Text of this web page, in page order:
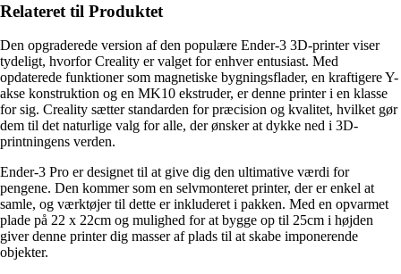
Relateret til Produktet
Den opgraderede version af den populære Ender-3 3D-printer viser
tydeligt, hvorfor Creality er valget for enhver entusiast. Med
opdaterede funktioner som magnetiske bygningsflader, en kraftigere Y-
akse konstruktion og en MK10 ekstruder, er denne printer i en klasse
for sig. Creality sætter standarden for præcision og kvalitet, hvilket gør
dem til det naturlige valg for alle, der ønsker at dykke ned i 3D-
printningens verden.
Ender-3 Pro er designet til at give dig den ultimative værdi for
pengene. Den kommer som en selvmonteret printer, der er enkel at
samle, og værktøjer til dette er inkluderet i pakken. Med en opvarmet
plade på 22 x 22cm og mulighed for at bygge op til 25cm i højden
giver denne printer dig masser af plads til at skabe imponerende
objekter.